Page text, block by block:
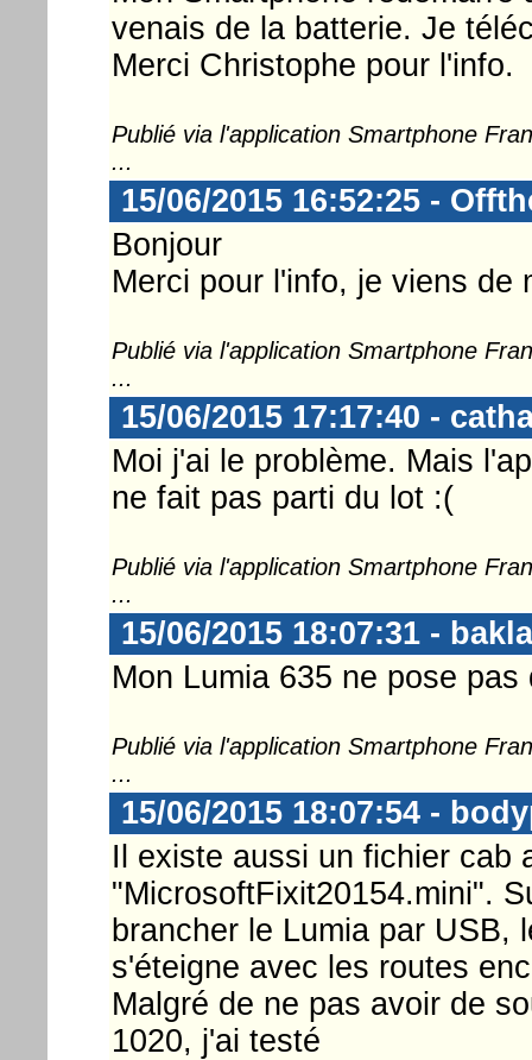
venais de la batterie. Je
Merci Christophe pour l'info.
Publié via l'application Smartphone
...
15/06/2015 16:52:25 -
Bonjour
Merci pour l'info, je viens de
Publié via l'application Smartphone
...
15/06/2015 17:17:40 -
Moi j'ai le problème. Mais
ne fait pas parti du lot :(
Publié via l'application Smartphone
...
15/06/2015 18:07:31 -
Mon Lumia 635 ne pose pas
Publié via l'application Smartphone
...
15/06/2015 18:07:54 -
Il existe aussi un fichier cab
"MicrosoftFixit20154.mini".
brancher le Lumia par USB,
s'éteigne avec les routes
Malgré de ne pas avoir de
1020, j'ai testé